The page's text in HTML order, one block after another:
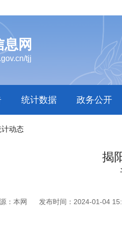
网
tjj
统计数据 政务公开
计动态
揭
：本网 发布时间：2024-01-04